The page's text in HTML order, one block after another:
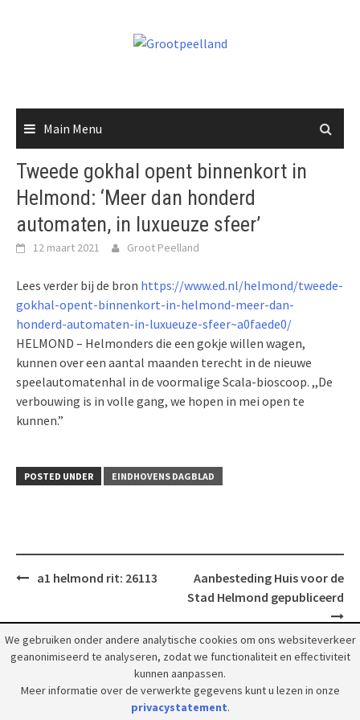
Main Menu
Tweede gokhal opent binnenkort in
Helmond: ‘Meer dan honderd
automaten, in luxueuze sfeer’
12 maart 2021 Groot Peelland
Lees verder bij de bron https://www.ed.nl/helmond/tweede-
gokhal-opent-binnenkort-in-helmond-meer-dan-
honderd-automaten-in-luxueuze-sfeer~a0faede0/
HELMOND – Helmonders die een gokje willen wagen,
kunnen over een aantal maanden terecht in de nieuwe
speelautomatenhal in de voormalige Scala-bioscoop. ,,De
verbouwing is in volle gang, we hopen in mei open te
kunnen.”
POSTED UNDER EINDHOVENS DAGBLAD
Posta1 helmond rit: 26113
Aanbesteding Huis voor de
Stad Helmond gepubliceerd
© 2018 Grootpeelland. Alle rechten voorbehouden.
We gebruiken onder andere analytische cookies om ons websiteverkeer
geanonimiseerd te analyseren, zodat we functionaliteit en effectiviteit
kunnen aanpassen.
Meer informatie over de verwerkte gegevens kunt u lezen in onze
privacystatement.